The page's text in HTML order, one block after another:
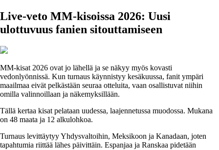
Live-veto MM-kisoissa 2026: Uusi
ulottuvuus fanien sitouttamiseen
MM-kisat 2026 ovat jo lähellä ja se näkyy myös kovasti
vedonlyönnissä. Kun turnaus käynnistyy kesäkuussa, fanit ympäri
maailmaa eivät pelkästään seuraa otteluita, vaan osallistuvat niihin
omilla valinnoillaan ja näkemyksillään.
Tällä kertaa kisat pelataan uudessa, laajennetussa muodossa. Mukana
on 48 maata ja 12 alkulohkoa.
Turnaus levittäytyy Yhdysvaltoihin, Meksikoon ja Kanadaan, joten
tapahtumia riittää lähes päivittäin. Espanjaa ja Ranskaa pidetään